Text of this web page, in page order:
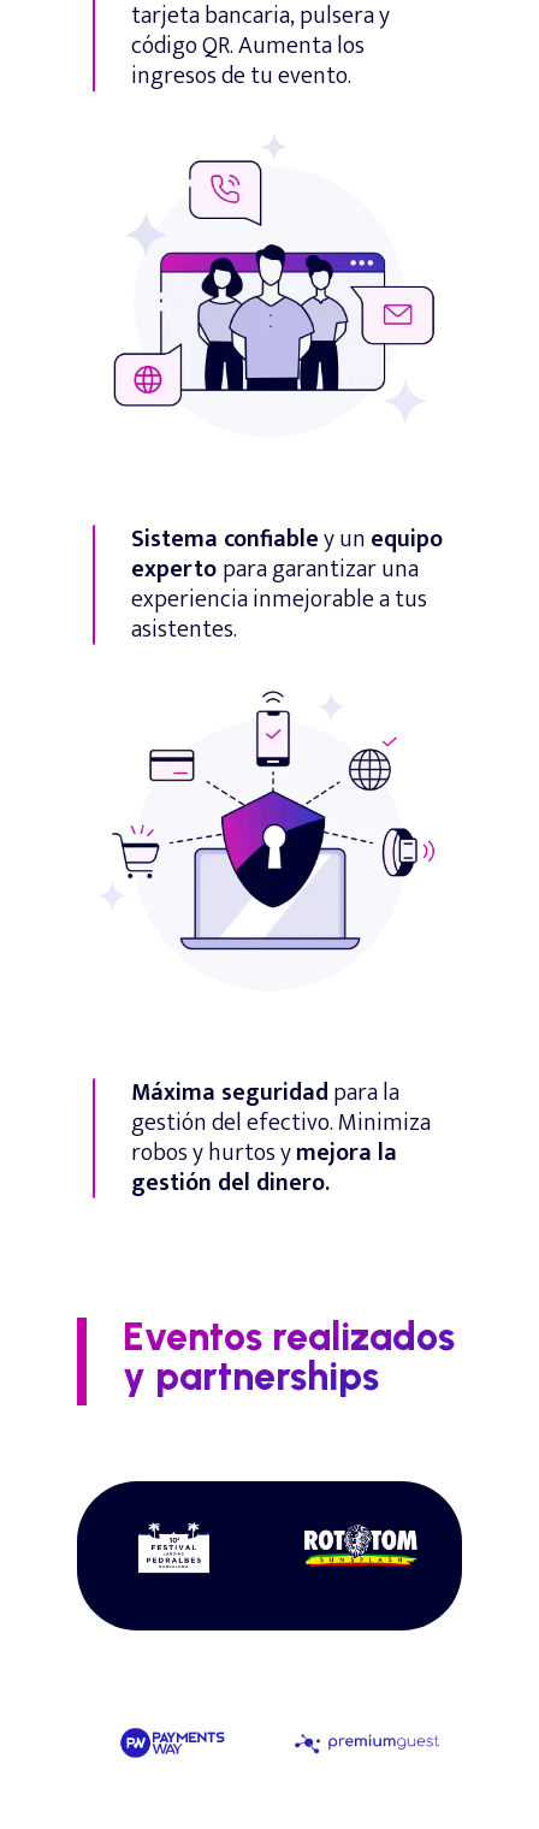
tarjeta bancaria, pulsera y
código QR. Aumenta los
ingresos de tu evento.
Sistema confiabley unequipo
expertopara garantizar una
experiencia inmejorable a tus
asistentes.
Máxima seguridadpara la
gestión del efectivo. Minimiza
robos y hurtos ymejora la
gestión del dinero.
Eventos realizados
y partnerships